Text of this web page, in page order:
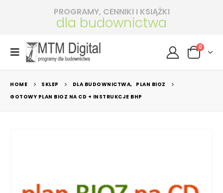
PROGRAMY, CENNIKI I KSIĄŻKI
dla budownictwa
0
HOME SKLEP DLA BUDOWNICTWA, PLAN BIOZ
GOTOWY PLAN BIOZ NA CD + INSTRUKCJE BHP